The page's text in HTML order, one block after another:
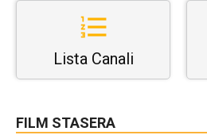
Lista Canali
FILM STASERA